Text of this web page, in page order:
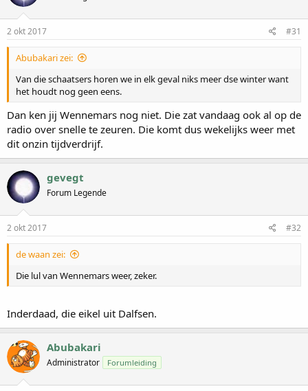
2 okt 2017 #31
Abubakari zei:
Van die schaatsers horen we in elk geval niks meer dse winter want
het houdt nog geen eens.
Dan ken jij Wennemars nog niet. Die zat vandaag ook al op de
radio over snelle te zeuren. Die komt dus wekelijks weer met
dit onzin tijdverdrijf.
gevegt
Forum Legende
2 okt 2017 #32
de waan zei:
Die lul van Wennemars weer, zeker.
Inderdaad, die eikel uit Dalfsen.
Abubakari
Administrator Forumleiding